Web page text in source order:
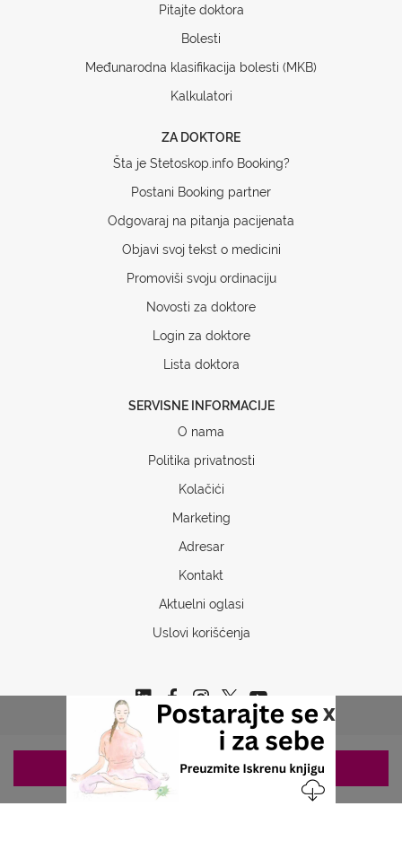
x
Pitajte doktora
Bolesti
Međunarodna klasifikacija bolesti (MKB)
Kalkulatori
ZA DOKTORE
Šta je Stetoskop.info Booking?
Postani Booking partner
Odgovaraj na pitanja pacijenata
Objavi svoj tekst o medicini
Promoviši svoju ordinaciju
Novosti za doktore
Login za doktore
Lista doktora
SERVISNE INFORMACIJE
O nama
Politika privatnosti
Kolačići
Marketing
Adresar
Kontakt
Aktuelni oglasi
Uslovi korišćenja
Copyrights © 2026 Sva prava www.stetoskop.info
ZAKAZIVANJE 063/687-460